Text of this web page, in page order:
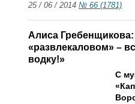
25 / 06 / 2014 № 66 (1781)
Алиса
«развлекаловом» –
водку!»
С